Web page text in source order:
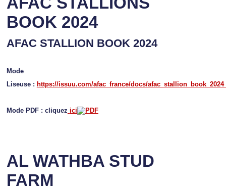
BOOK 2024
AFAC STALLION BOOK 2024
Mode
Liseuse : https://issuu.com/afac_france/docs/
Mode PDF : cliquez ici
AL WATHBA STUD
FARM